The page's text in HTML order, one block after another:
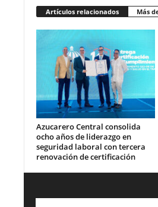
Artículos relacionados Más
Azucarero Central consolida
ocho años de liderazgo en
seguridad laboral con tercera
renovación de certificación